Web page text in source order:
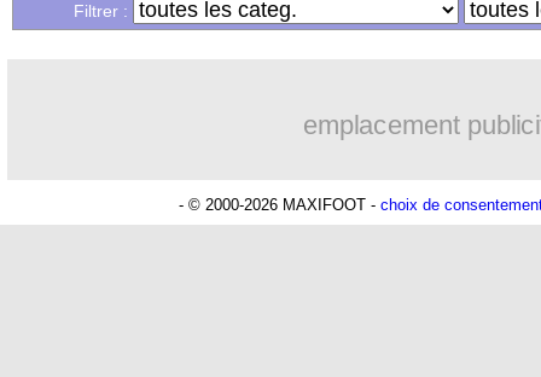
Filtrer :
emplacement
- © 2000-2026 MAXIFOOT - choix de